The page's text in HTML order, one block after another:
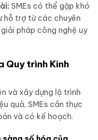
SMEs có thể gặp khó
hỗ trợ từ các chuyên
pháp công nghệ uy
Quy trình Kinh
và xây dựng lộ trình
quả, SMEs cần thực
và có kế hoạch.